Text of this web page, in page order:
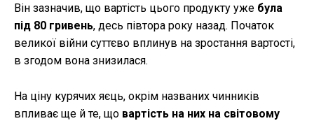
Він зазначив, що вартість цього продукту уже була
під 80 гривень, десь півтора року назад. Початок
великої війни суттєво вплинув на зростання вартості,
в згодом вона знизилася.
На ціну курячих яєць, окрім названих чинників
впливає ще й те, що вартість на них на світовому